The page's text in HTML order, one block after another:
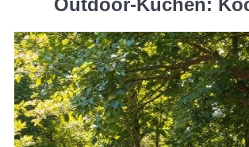
Outdoor-Küchen: